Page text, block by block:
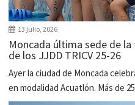
13 julio, 2026
Moncada última sede de
de los JJDD TRICV 25-26
Ayer la ciudad de Moncada
en modalidad Acuatlón. Más de